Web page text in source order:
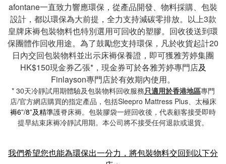
afontane一直致力響應環保，從產品開發、物料採購、包裝
設計，都以環保為大前提，全力支持減碳零排放。以上3款
皇牌床褥包裝物料也特別選用可回收的塑膠。回收後送到環
保團體作回收用途。為了鼓勵您支持環保，凡於收貨起計20
日內交回包裝物料並出示床褥保養證，即可獲雅芳婷集團
HK$150現金券乙張*，現金券可於各雅芳婷專門店及
Finlayson專門店於有效期內使用。
* 30天冷靜試用期體驗及包裝物料回收服務只適用於香港地區專門
店/官方網店購買的指定產品，包括Sleepro Mattress Plus、太極床
褥6”/8”及精準護脊床褥。包裝膠袋一經回收後，代表顧客接受即時
提早結束床褥冷靜試用期。本公司將不接受任何退款或退貨。
我們希望您也能為環保出一分力，將包裝物料交回到以下分